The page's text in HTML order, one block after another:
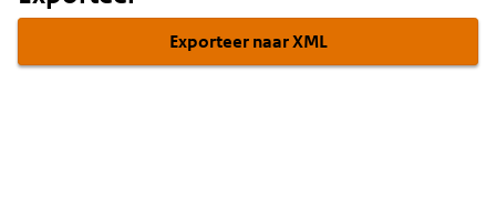
Exporteer naar XML